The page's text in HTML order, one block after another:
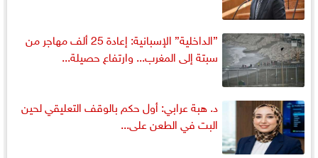
”الداخلية” الإسبانية: إعادة 25 ألف مهاجر من
سبتة إلى المغرب... وارتفاع حصيلة...
د. هبة عرابي: أول حكم بالوقف التعليقي لحين
البت في الطعن على...